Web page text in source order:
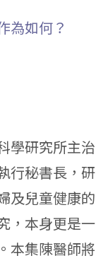
為如何？
學研究所主治
行秘書長，研
及兒童健康的
，本身更是一
本集陳醫師將